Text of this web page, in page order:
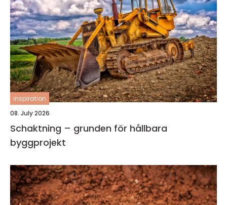
inspiration
08. July 2026
Schaktning – grunden för hållbara
byggprojekt